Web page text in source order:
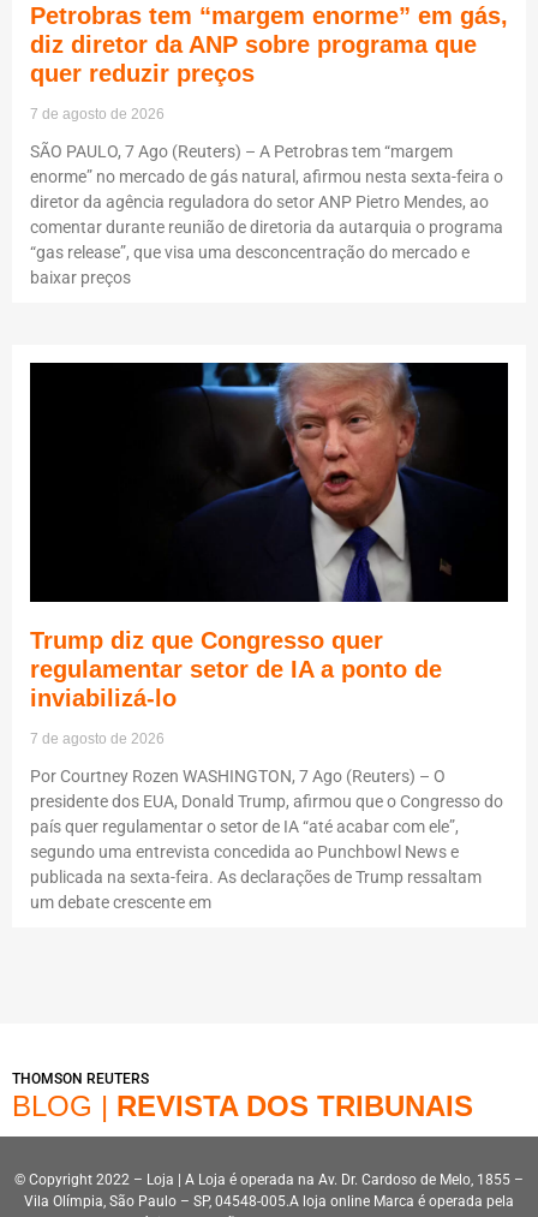
Petrobras tem “margem enorme” em gás,
diz diretor da ANP sobre programa que
quer reduzir preços
7 de agosto de 2026
SÃO PAULO, 7 Ago (Reuters) – A Petrobras tem “margem
enorme” no mercado de gás natural, afirmou nesta sexta-feira o
diretor da agência reguladora do setor ANP Pietro Mendes, ao
comentar durante reunião de diretoria da autarquia o programa
“gas release”, que visa uma desconcentração do mercado e
baixar preços
Trump diz que Congresso quer
regulamentar setor de IA a ponto de
inviabilizá-lo
7 de agosto de 2026
Por Courtney Rozen WASHINGTON, 7 Ago (Reuters) – O
presidente dos EUA, Donald Trump, afirmou que o Congresso do
país quer regulamentar o setor de IA “até acabar com ele”,
segundo uma entrevista concedida ao Punchbowl News e
publicada na sexta-feira. As declarações de Trump ressaltam
um debate crescente em
THOMSON REUTERS
BLOG | REVISTA DOS TRIBUNAIS
© Copyright 2022 – Loja | A Loja é operada na Av. Dr. Cardoso de Melo, 1855 –
Vila Olímpia, São Paulo – SP, 04548-005.A loja online Marca é operada pela